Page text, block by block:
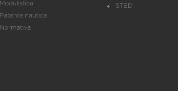
Modulistica
Patente nautica
Normativa
STED